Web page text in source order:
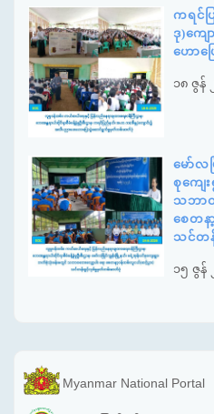
ကရင်
ဒု)ကျ
ဟောပ
၁၈ ဇွန်
မော်လ
စုကျေ
သဘာဝ
စေတန
သင်တ
၁၅ ဇွန်
Myanmar National Portal